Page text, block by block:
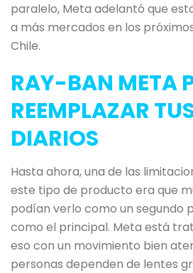
paralelo, Meta adelantó que
a más mercados en los
Chile.
RAY-BAN META
REEMPLAZAR
DIARIOS
Hasta ahora, una de las
este tipo de producto era que
podían verlo como un segundo
como el principal. Meta está
eso con un movimiento bien
personas dependen de lentes